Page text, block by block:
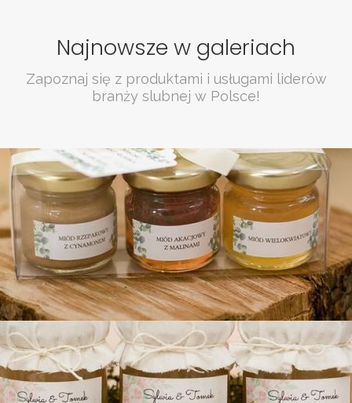
Najnowsze w galeriach
Zapoznaj się z produktami i usługami liderów
branży slubnej w Polsce!